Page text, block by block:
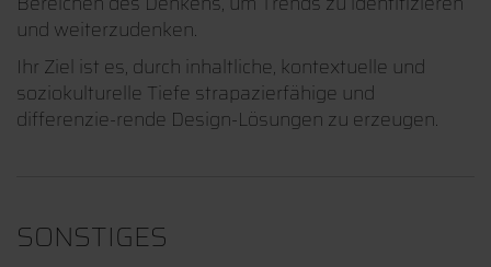
und weiterzudenken.
Ihr Ziel ist es, durch inhaltliche, kontextuelle und
soziokulturelle Tiefe strapazierfähige und
differenzie-rende Design-Lösungen zu erzeugen.
SONSTIGES